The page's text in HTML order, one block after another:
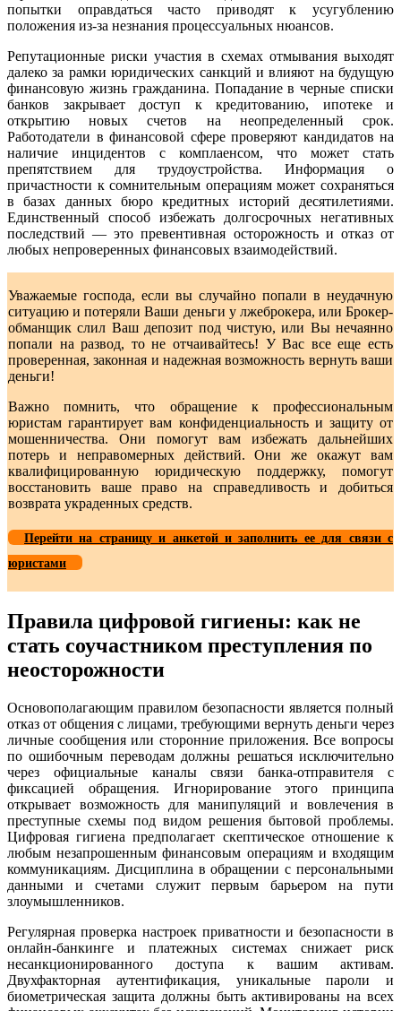
попытки оправдаться часто приводят к усугублению
положения из-за незнания процессуальных нюансов.
Репутационные риски участия в схемах отмывания выходят
далеко за рамки юридических санкций и влияют на будущую
финансовую жизнь гражданина. Попадание в черные списки
банков закрывает доступ к кредитованию, ипотеке и
открытию новых счетов на неопределенный срок.
Работодатели в финансовой сфере проверяют кандидатов на
наличие инцидентов с комплаенсом, что может стать
препятствием для трудоустройства. Информация о
причастности к сомнительным операциям может сохраняться
в базах данных бюро кредитных историй десятилетиями.
Единственный способ избежать долгосрочных негативных
последствий — это превентивная осторожность и отказ от
любых непроверенных финансовых взаимодействий.
Уважаемые господа, если вы случайно попали в неудачную
ситуацию и потеряли Ваши деньги у лжеброкера, или Брокер-
обманщик слил Ваш депозит под чистую, или Вы нечаянно
попали на развод, то не отчаивайтесь! У Вас все еще есть
проверенная, законная и надежная возможность вернуть ваши
деньги!
Важно помнить, что обращение к профессиональным
юристам гарантирует вам конфиденциальность и защиту от
мошенничества. Они помогут вам избежать дальнейших
потерь и неправомерных действий. Они же окажут вам
квалифицированную юридическую поддержку, помогут
восстановить ваше право на справедливость и добиться
возврата украденных средств.
Перейти на страницу и анкетой и заполнить ее для связи с
юристами
Правила цифровой гигиены: как не
стать соучастником преступления по
неосторожности
Основополагающим правилом безопасности является полный
отказ от общения с лицами, требующими вернуть деньги через
личные сообщения или сторонние приложения. Все вопросы
по ошибочным переводам должны решаться исключительно
через официальные каналы связи банка-отправителя с
фиксацией обращения. Игнорирование этого принципа
открывает возможность для манипуляций и вовлечения в
преступные схемы под видом решения бытовой проблемы.
Цифровая гигиена предполагает скептическое отношение к
любым незапрошенным финансовым операциям и входящим
коммуникациям. Дисциплина в обращении с персональными
данными и счетами служит первым барьером на пути
злоумышленников.
Регулярная проверка настроек приватности и безопасности в
онлайн-банкинге и платежных системах снижает риск
несанкционированного доступа к вашим активам.
Двухфакторная аутентификация, уникальные пароли и
биометрическая защита должны быть активированы на всех